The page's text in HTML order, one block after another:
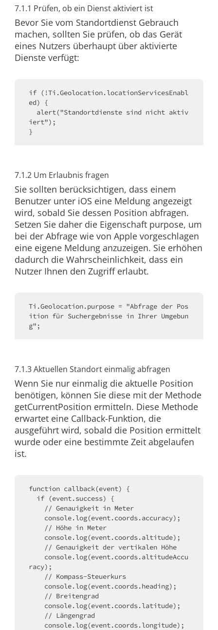
7.1.1 Prüfen, ob ein Dienst aktiviert ist
Bevor Sie vom Standortdienst Gebrauch
machen, sollten Sie prüfen, ob das Gerät
eines Nutzers überhaupt über aktivierte
Dienste verfügt:
if (!Ti.Geolocation.locationServicesEnabl
ed) {
iert");
}
7.1.2 Um Erlaubnis fragen
Sie sollten berücksichtigen, dass einem
Benutzer unter iOS eine Meldung angezeigt
wird, sobald Sie dessen Position abfragen.
Setzen Sie daher die Eigenschaft purpose, um
bei der Abfrage wie von Apple vorgeschlagen
eine eigene Meldung anzuzeigen. Sie erhöhen
dadurch die Wahrscheinlichkeit, dass ein
Nutzer Ihnen den Zugriff erlaubt.
Ti.Geolocation.purpose = "Abfrage der Pos
ition für Suchergebnisse in Ihrer Umgebun
g";
7.1.3 Aktuellen Standort einmalig abfragen
Wenn Sie nur einmalig die aktuelle Position
benötigen, können Sie diese mit der Methode
getCurrentPosition ermitteln. Diese Methode
erwartet eine Callback-Funktion, die
ausgeführt wird, sobald die Position ermittelt
wurde oder eine bestimmte Zeit abgelaufen
ist.
function callback(event) {
  if (event.success) {
    // Genauigkeit in Meter
    console.log(event.coords.accuracy);
    // Höhe in Meter
    console.log(event.coords.altitude);
    // Genauigkeit der vertikalen Höhe
racy);
    // Kompass-Steuerkurs
    console.log(event.coords.heading);
    // Breitengrad
    console.log(event.coords.latitude);
    // Längengrad
    console.log(event.coords.longitude);